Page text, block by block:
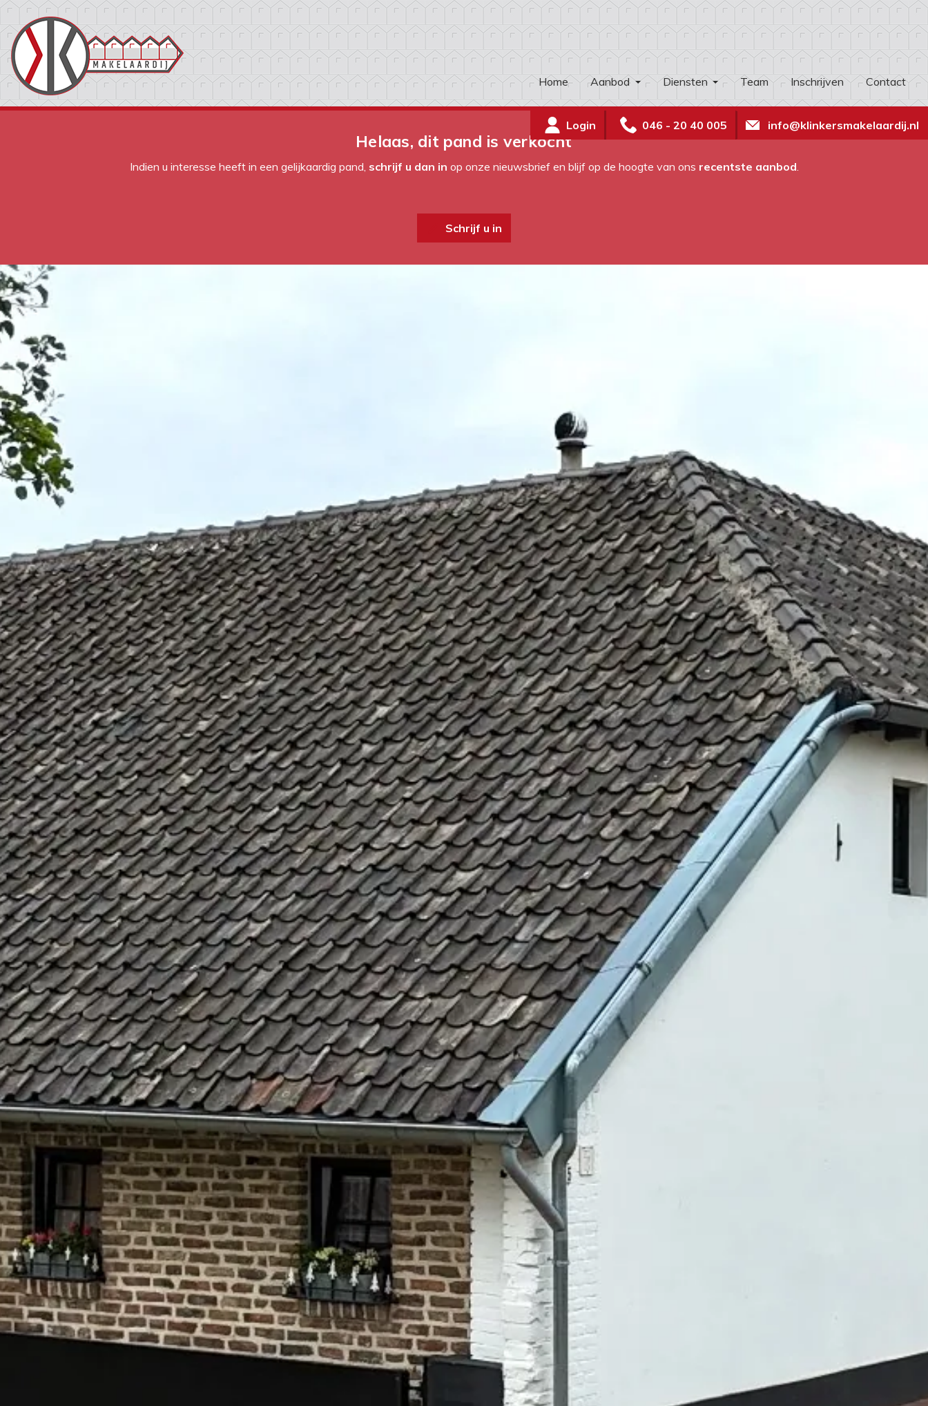
Menu overslaan en naar de inhoud gaan
Home Aanbod Diensten Team Inschrijven Contact
Login 046 - 20 40 005 info@klinkersmakelaardij.nl
Helaas, dit pand is verkocht
Indien u interesse heeft in een gelijkaardig pand, schrijf u dan in op onze nieuwsbrief en blijf op de hoogte van ons recentste aanbod.
Schrijf u in